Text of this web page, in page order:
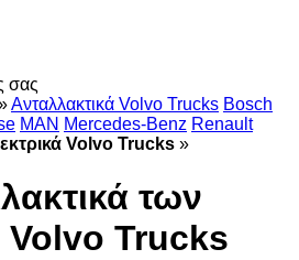
σας
Ανταλλακτικά Volvo Trucks Bosch
MAN Mercedes-Benz Renault
Volvo Trucks »
των
Volvo Trucks